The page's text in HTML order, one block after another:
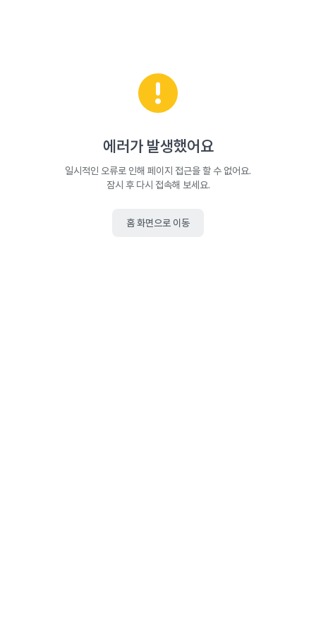
에러가 발생했어요
일시적인 오류로 인해 페이지 접근을 할 수 없어요.
잠시 후 다시 접속해 보세요.
홈 화면으로 이동